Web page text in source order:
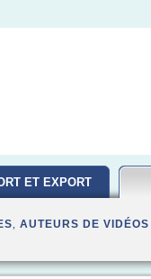
ET EXPORT
, AUTEURS DE VIDÉOS